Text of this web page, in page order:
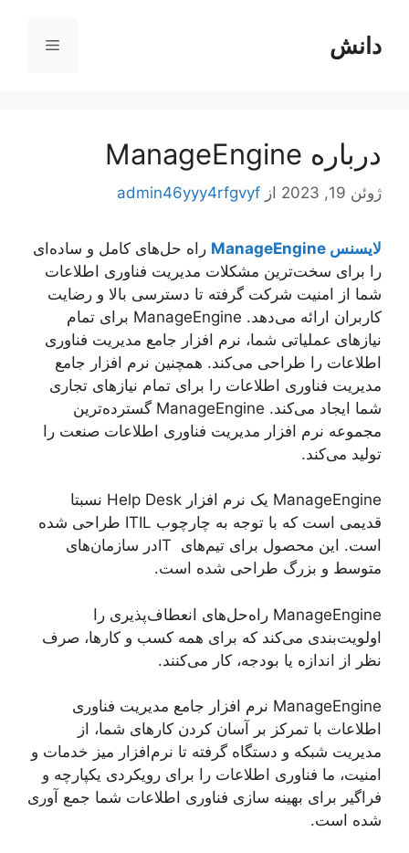
محتوادانش فهرست
درباره ManageEngine
ژوئن 19, 2023 از admin46yyy4rfgvyf
لایسنس ManageEngine
راه حل‌های کامل و ساده‌ای
را برای سخت‌ترین مشکلات مدیریت فناوری اطلاعات
شما از امنیت شرکت گرفته تا دسترسی بالا و رضایت
کاربران ارائه می‌دهد. ManageEngine برای تمام
نیازهای عملیاتی شما، نرم افزار جامع مدیریت فناوری
اطلاعات را طراحی می‌کند. همچنین نرم افزار جامع
مدیریت فناوری اطلاعات را برای تمام نیازهای تجاری
شما ایجاد می‌کند. ManageEngine گسترده‌ترین
مجموعه نرم افزار مدیریت فناوری اطلاعات صنعت را
تولید می‌کند.
ManageEngine یک نرم افزار Help Desk نسبتا
قدیمی است که با توجه به چارچوب ITIL طراحی شده
است. این محصول برای تیم‌های ITدر سازمان‌های
متوسط و بزرگ طراحی شده است.
ManageEngine راه‌حل‌های انعطاف‌پذیری را
اولویت‌بندی می‌کند که برای همه کسب‌ و کارها، صرف
نظر از اندازه یا بودجه، کار می‌کنند.
ManageEngine نرم افزار جامع مدیریت فناوری
اطلاعات با تمرکز بر آسان کردن کارهای شما، از
مدیریت شبکه و دستگاه گرفته تا نرم‌افزار میز خدمات و
امنیت، ما فناوری اطلاعات را برای رویکردی یکپارچه و
فراگیر برای بهینه ‌سازی فناوری اطلاعات شما جمع آوری
شده است.